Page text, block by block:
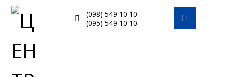
(098) 549 10 10
(095) 549 10 10